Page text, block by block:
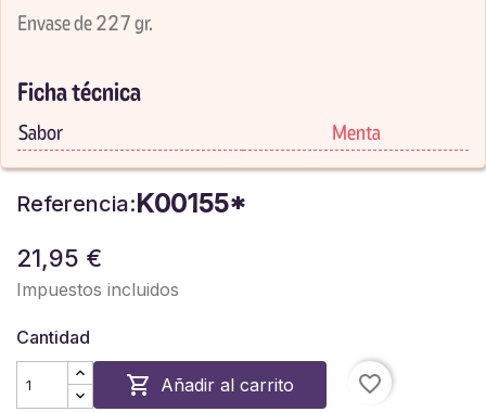
Envase de 227 gr.
Ficha técnica
Sabor Menta
Referencia:K00155*
21,95 €
Impuestos incluidos
Cantidad
 Añadir al carrito favorite_border